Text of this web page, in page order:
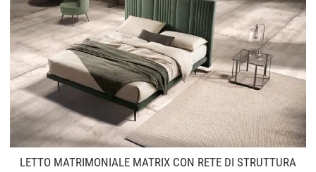
LETTO MATRIMONIALE MATRIX CON RETE DI STRUTTURA